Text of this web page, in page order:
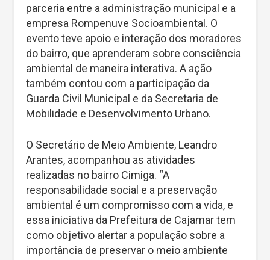
parceria entre a administração municipal e a
empresa Rompenuve Socioambiental. O
evento teve apoio e interação dos moradores
do bairro, que aprenderam sobre consciência
ambiental de maneira interativa. A ação
também contou com a participação da
Guarda Civil Municipal e da Secretaria de
Mobilidade e Desenvolvimento Urbano.
O Secretário de Meio Ambiente, Leandro
Arantes, acompanhou as atividades
realizadas no bairro Cimiga. “A
responsabilidade social e a preservação
ambiental é um compromisso com a vida, e
essa iniciativa da Prefeitura de Cajamar tem
como objetivo alertar a população sobre a
importância de preservar o meio ambiente